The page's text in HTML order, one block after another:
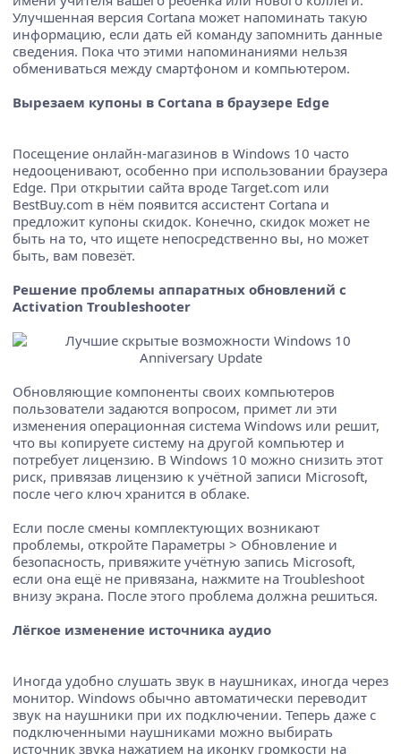
Улучшенная версия Cortana может напоминать такую
информацию, если дать ей команду запомнить данные
сведения. Пока что этими напоминаниями нельзя
обмениваться между смартфоном и компьютером.
Вырезаем купоны в Cortana в браузере Edge
Посещение онлайн-магазинов в Windows 10 часто
недооценивают, особенно при использовании браузера
Edge. При открытии сайта вроде Target.com или
BestBuy.com в нём появится ассистент Cortana и
предложит купоны скидок. Конечно, скидок может не
быть на то, что ищете непосредственно вы, но может
быть, вам повезёт.
Решение проблемы аппаратных обновлений с
Activation Troubleshooter
Обновляющие компоненты своих компьютеров
пользователи задаются вопросом, примет ли эти
изменения операционная система Windows или решит,
что вы копируете систему на другой компьютер и
потребует лицензию. В Windows 10 можно снизить этот
риск, привязав лицензию к учётной записи Microsoft,
после чего ключ хранится в облаке.
Если после смены комплектующих возникают
проблемы, откройте Параметры > Обновление и
безопасность, привяжите учётную запись Microsoft,
если она ещё не привязана, нажмите на Troubleshoot
внизу экрана. После этого проблема должна решиться.
Лёгкое изменение источника аудио
Иногда удобно слушать звук в наушниках, иногда через
монитор. Windows обычно автоматически переводит
звук на наушники при их подключении. Теперь даже с
подключенными наушниками можно выбирать
источник звука нажатием на иконку громкости на